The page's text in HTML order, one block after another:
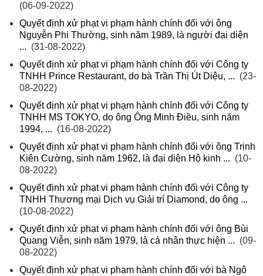
(06-09-2022)
Quyết định xử phạt vi phạm hành chính đối với ông
Nguyễn Phi Thường, sinh năm 1989, là người đại diện
... (31-08-2022)
Quyết định xử phạt vi phạm hành chính đối với Công ty
TNHH Prince Restaurant, do bà Trần Thị Út Diệu, ... (23-
08-2022)
Quyết định xử phạt vi phạm hành chính đối với Công ty
TNHH MS TOKYO, do ông Ông Minh Điều, sinh năm
1994, ... (16-08-2022)
Quyết định xử phạt vi phạm hành chính đối với ông Trịnh
Kiên Cường, sinh năm 1962, là đại diện Hộ kinh ... (10-
08-2022)
Quyết định xử phạt vi phạm hành chính đối với Công ty
TNHH Thương mại Dịch vụ Giải trí Diamond, do ông ...
(10-08-2022)
Quyết định xử phạt vi phạm hành chính đối với ông Bùi
Quang Viễn, sinh năm 1979, là cá nhân thực hiện ... (09-
08-2022)
Quyết định xử phạt vi phạm hành chính đối với bà Ngô